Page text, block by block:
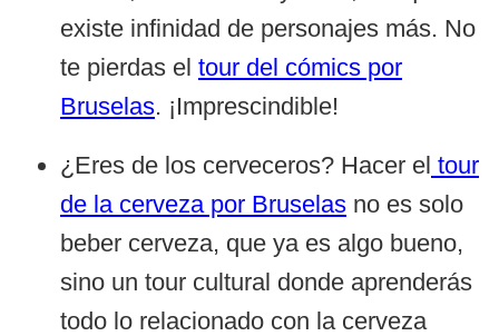
existe infinidad de personajes más. No
te pierdas el tour del cómics por
Bruselas. ¡Imprescindible!
¿Eres de los cerveceros? Hacer el tour
de la cerveza por Bruselas no es solo
beber cerveza, que ya es algo bueno,
sino un tour cultural donde aprenderás
todo lo relacionado con la cerveza